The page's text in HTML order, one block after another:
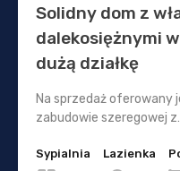
Solidny dom z
dalekosiężnymi
dużą działkę
Na sprzedaż
zabudowie szeregowej
Sypialnia
Lazienka